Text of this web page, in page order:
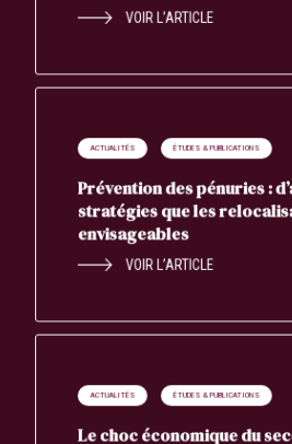
VOIR L’ARTICLE
ACTUALITÉS ÉTUDES & PUBLICATIONS
Prévention des pénuries :
stratégies que les
envisageables
VOIR L’ARTICLE
ACTUALITÉS ÉTUDES & PUBLICATIONS
Le choc économique du